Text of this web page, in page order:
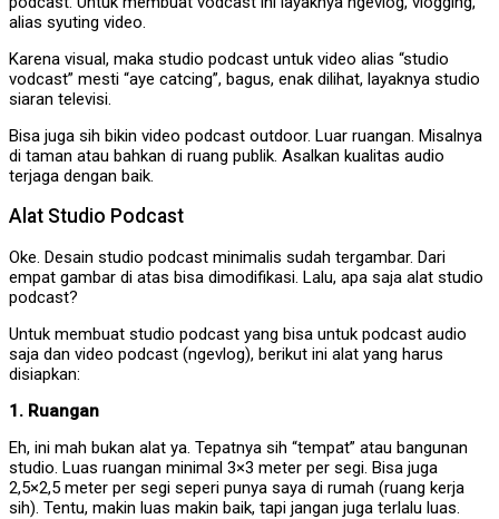
alias syuting video.
Karena visual, maka studio podcast untuk video alias “studio
vodcast” mesti “aye catcing”, bagus, enak dilihat, layaknya studio
siaran televisi.
Bisa juga sih bikin video podcast outdoor. Luar ruangan. Misalnya
di taman atau bahkan di ruang publik. Asalkan kualitas audio
terjaga dengan baik.
Alat Studio Podcast
Oke. Desain studio podcast minimalis sudah tergambar. Dari
empat gambar di atas bisa dimodifikasi. Lalu, apa saja alat studio
podcast?
Untuk membuat studio podcast yang bisa untuk podcast audio
saja dan video podcast (ngevlog), berikut ini alat yang harus
disiapkan:
1. Ruangan
Eh, ini mah bukan alat ya. Tepatnya sih “tempat” atau bangunan
studio. Luas ruangan minimal 3×3 meter per segi. Bisa juga
2,5×2,5 meter per segi seperi punya saya di rumah (ruang kerja
sih). Tentu, makin luas makin baik, tapi jangan juga terlalu luas.